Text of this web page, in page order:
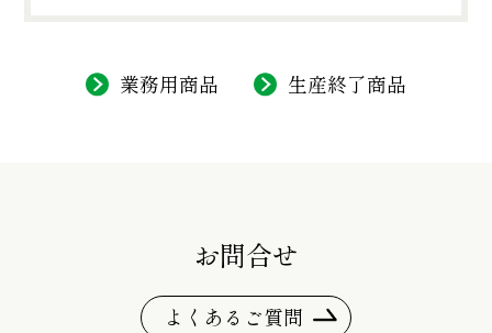
業務用商品 生産終了商品
お問合せ
よくあるご質問